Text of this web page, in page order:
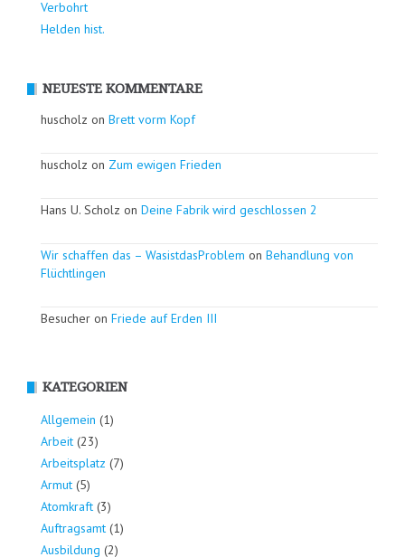
Verbohrt
Helden hist.
NEUESTE KOMMENTARE
huscholz on Brett vorm Kopf
huscholz on Zum ewigen Frieden
Hans U. Scholz on Deine Fabrik wird geschlossen 2
Wir schaffen das – WasistdasProblem on Behandlung von
Flüchtlingen
Besucher on Friede auf Erden III
KATEGORIEN
Allgemein (1)
Arbeit (23)
Arbeitsplatz (7)
Armut (5)
Atomkraft (3)
Auftragsamt (1)
Ausbildung (2)